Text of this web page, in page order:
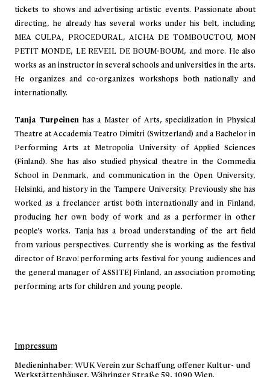
tickets to shows and advertising artistic events. Passionate about
directing, he already has several works under his belt, including
MEA CULPA, PROCEDURAL, AICHA DE TOMBOUCTOU, MON
PETIT MONDE, LE REVEIL DE BOUM-BOUM, and more. He also
works as an instructor in several schools and universities in the arts.
He organizes and co-organizes workshops both nationally and
internationally.
Tanja Turpeinen has a Master of Arts, specialization in Physical
Theatre at Accademia Teatro Dimitri (Switzerland) and a Bachelor in
Performing Arts at Metropolia University of Applied Sciences
(Finland). She has also studied physical theatre in the Commedia
School in Denmark, and communication in the Open University,
Helsinki, and history in the Tampere University. Previously she has
worked as a freelancer artist both internationally and in Finland,
producing her own body of work and as a performer in other
people’s works. Tanja has a broad understanding of the art field
from various perspectives. Currently she is working as the festival
director of Bravo! performing arts festival for young audiences and
the general manager of ASSITEJ Finland, an association promoting
performing arts for children and young people.
Impressum
Medieninhaber: WUK Verein zur Schaffung offener Kultur- und
Werkstättenhäuser, Währinger Straße 59, 1090 Wien.